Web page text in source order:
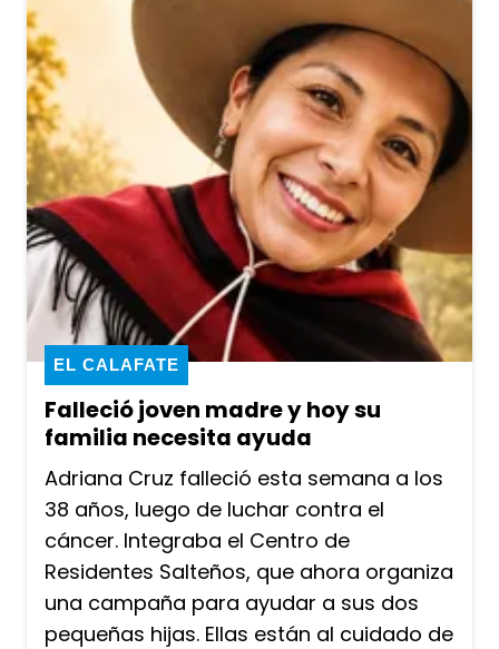
Falleció joven madre y hoy su
familia necesita ayuda
EL CALAFATE
Adriana Cruz falleció esta semana a los
38 años, luego de luchar contra el
cáncer. Integraba el Centro de
Residentes Salteños, que ahora organiza
una campaña para ayudar a sus dos
pequeñas hijas. Ellas están al cuidado de